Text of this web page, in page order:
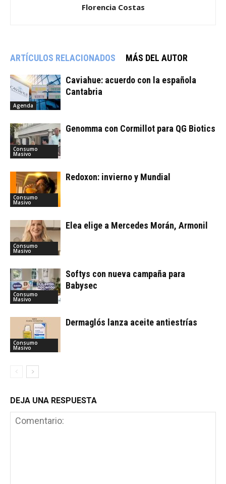
Florencia Costas
ARTÍCULOS RELACIONADOS MÁS DEL AUTOR
Agenda
Caviahue: acuerdo con la española
Cantabria
Consumo
Masivo
Genomma con Cormillot para QG Biotics
Consumo
Masivo
Redoxon: invierno y Mundial
Consumo
Masivo
Elea elige a Mercedes Morán, Armonil
Consumo
Masivo
Softys con nueva campaña para
Babysec
Consumo
Masivo
Dermaglós lanza aceite antiestrías
DEJA UNA RESPUESTA